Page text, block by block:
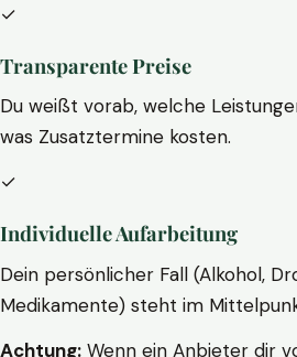
✓
Transparente Preise
Du weißt vorab, welche
was Zusatztermine kosten.
✓
Individuelle Aufarbeitung
Dein persönlicher Fall (Alkohol,
Medikamente) steht im
Achtung: Wenn ein Anbieter dir